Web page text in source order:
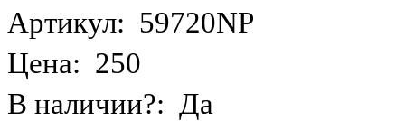
Артикул: 59720NP
Цена: 250
В наличии?: Да